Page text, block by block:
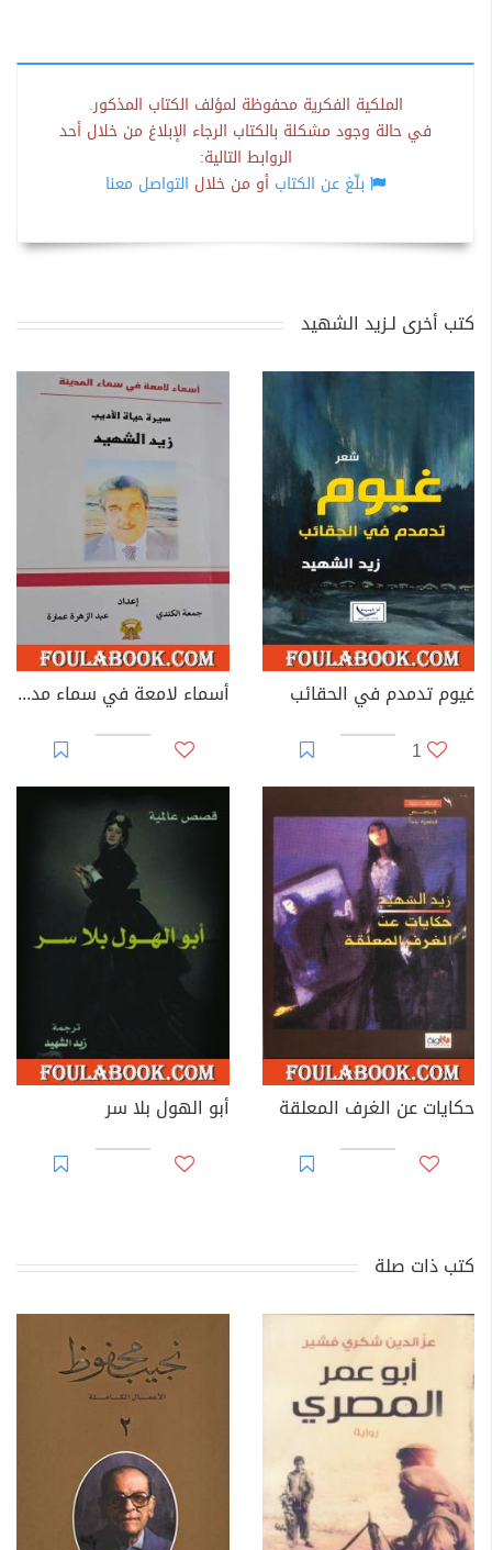
الملكية الفكرية محفوظة لمؤلف الكتاب المذكور.
في حالة وجود مشكلة بالكتاب الرجاء الإبلاغ من خلال أحد
الروابط التالية:
بلّغ عن الكتاب أو من خلال التواصل معنا
كتب أخرى لـزيد الشهيد
غيوم تدمدم في الحقائب
1
أسماء لامعة في سماء مدينتي - سيرة حياة الأديب العراقي زيد الشهيد
حكايات عن الغرف المعلقة أبو الهول بلا سر
كتب ذات صلة